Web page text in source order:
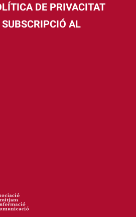
DE PRIVACITAT
AL